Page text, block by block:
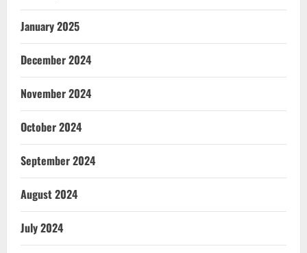
January 2025
December 2024
November 2024
October 2024
September 2024
August 2024
July 2024